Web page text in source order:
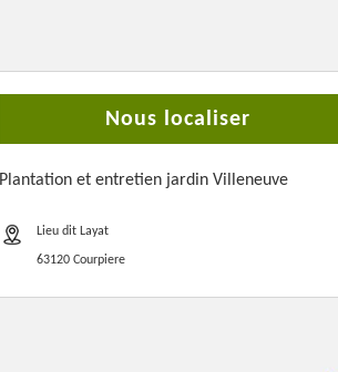
Nous localiser
Plantation et entretien jardin Villeneuve
Lieu dit Layat
63120 Courpiere